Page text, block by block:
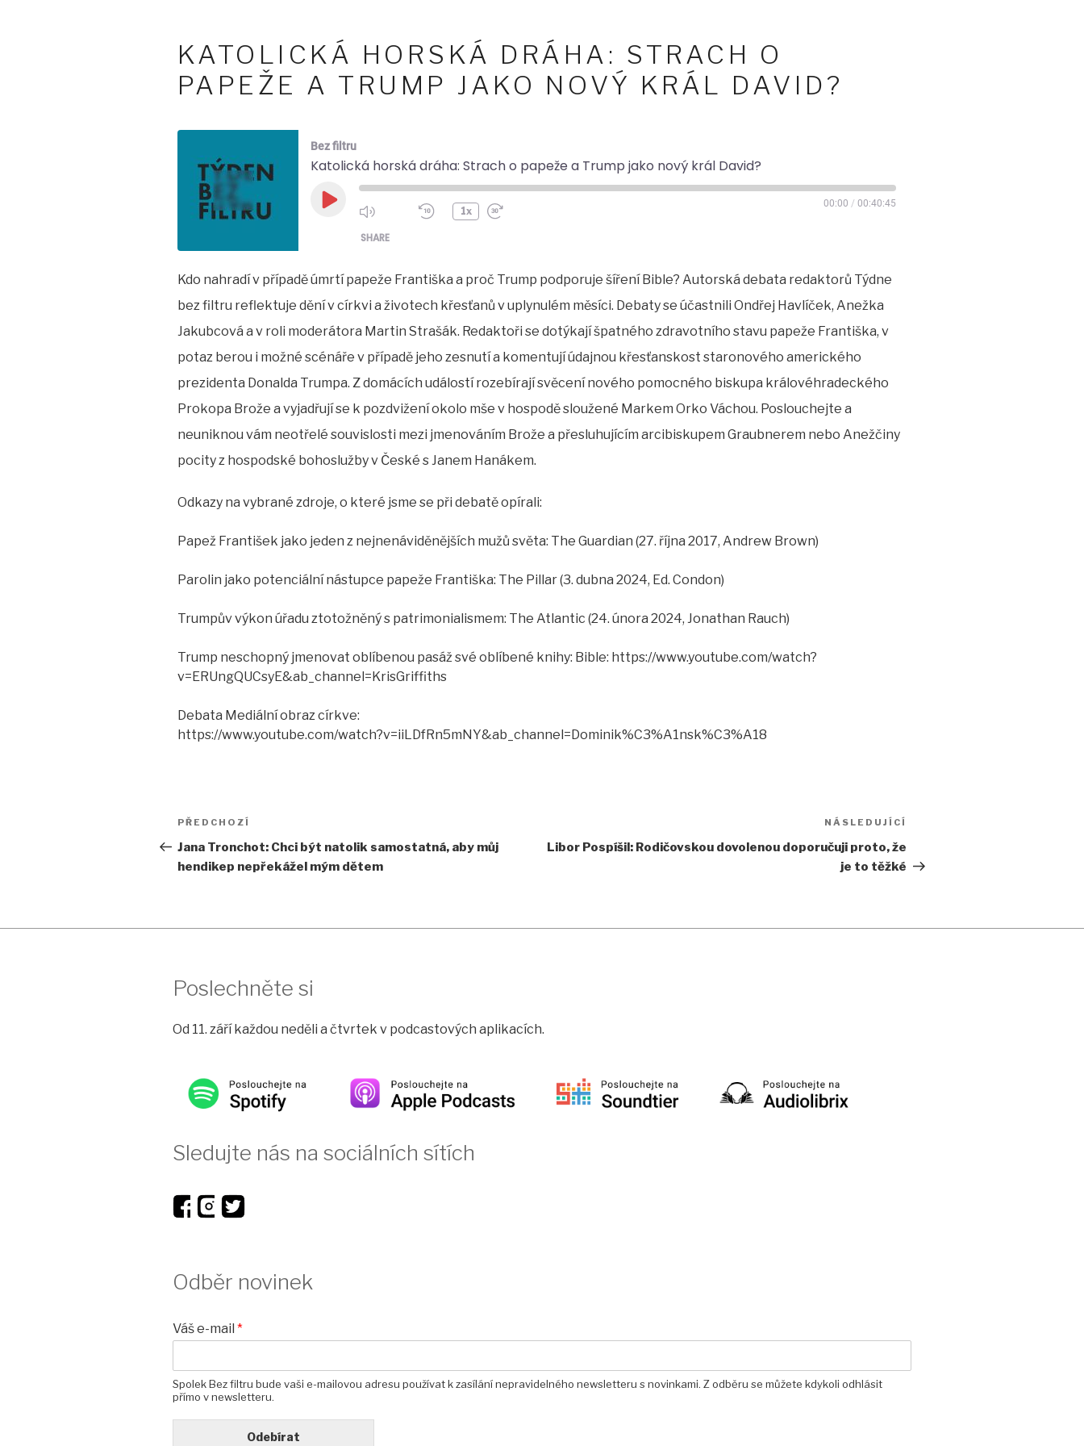
KATOLICKÁ HORSKÁ DRÁHA: STRACH O
PAPEŽE A TRUMP JAKO NOVÝ KRÁL DAVID?
Bez filtru
Katolická horská dráha: Strach o papeže a Trump jako nový král David?
Play
1x
00:00 / 00:40:45
SHARE
SHARE
EMBED
Kdo nahradí v případě úmrtí papeže Františka a proč Trump podporuje šíření Bible? Autorská debata redaktorů Týdne
bez filtru reflektuje dění v církvi a životech křesťanů v uplynulém měsíci. Debaty se účastnili Ondřej Havlíček, Anežka
Jakubcová a v roli moderátora Martin Strašák. Redaktoři se dotýkají špatného zdravotního stavu papeže Františka, v
potaz berou i možné scénáře v případě jeho zesnutí a komentují údajnou křesťanskost staronového amerického
prezidenta Donalda Trumpa. Z domácích událostí rozebírají svěcení nového pomocného biskupa královéhradeckého
Prokopa Brože a vyjadřují se k pozdvižení okolo mše v hospodě sloužené Markem Orko Váchou. Poslouchejte a
neuniknou vám neotřelé souvislosti mezi jmenováním Brože a přesluhujícím arcibiskupem Graubnerem nebo Anežčiny
pocity z hospodské bohoslužby v České s Janem Hanákem.
Odkazy na vybrané zdroje, o které jsme se při debatě opírali:
Papež František jako jeden z nejnenáviděnějších mužů světa: The Guardian (27. října 2017, Andrew Brown)
Parolin jako potenciální nástupce papeže Františka: The Pillar (3. dubna 2024, Ed. Condon)
Trumpův výkon úřadu ztotožněný s patrimonialismem: The Atlantic (24. února 2024, Jonathan Rauch)
Trump neschopný jmenovat oblíbenou pasáž své oblíbené knihy: Bible: https://www.youtube.com/watch?
v=ERUngQUCsyE&ab_channel=KrisGriffiths
Debata Mediální obraz církve:
https://www.youtube.com/watch?v=iiLDfRn5mNY&ab_channel=Dominik%C3%A1nsk%C3%A18
Navigace
pro
příspěvek
Předchozí
příspěvek
PŘEDCHOZÍ
Jana Tronchot: Chci být natolik samostatná, aby můj
hendikep nepřekážel mým dětem
NÁSLEDUJÍCÍ
Libor Pospíšil: Rodičovskou dovolenou doporučuji proto, že
je to těžké
Poslechněte si
Od 11. září každou neděli a čtvrtek v podcastových aplikacích.
Sledujte nás na sociálních sítích
Odběr novinek
Váš e-mail *
Spolek Bez filtru bude vaši e-mailovou adresu používat k zasílání nepravidelného newsletteru s novinkami. Z odběru se můžete kdykoli odhlásit
přímo v newsletteru.
Odebírat